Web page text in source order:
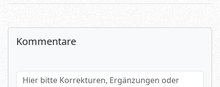
Kommentare
Hier bitte Korrekturen, Ergänzungen oder